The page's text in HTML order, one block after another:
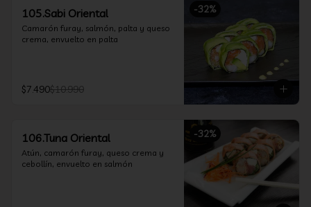
-32%
105.Sabi Oriental
Camarón furay, salmón, palta y queso
crema, envuelto en palta
$7.490$10.990
-32%
106.Tuna Oriental
Atún, camarón furay, queso crema y
cebollín, envuelto en salmón